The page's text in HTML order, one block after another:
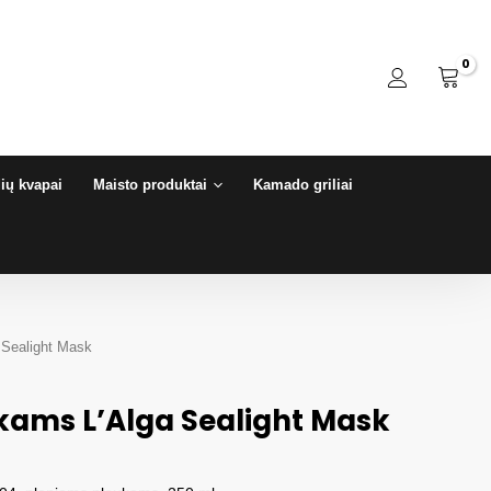
kvapai Maisto produktai Kamado griliai
Mask
L’Alga Sealight Mask